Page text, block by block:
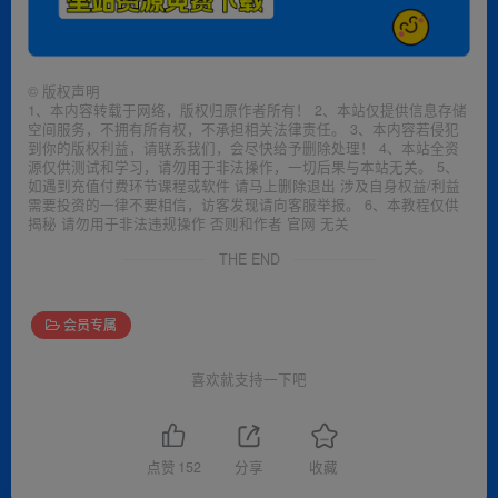
© 版权声明
1、本内容转载于网络，版权归原作者所有！ 2、本站仅提供信息存储
空间服务，不拥有所有权，不承担相关法律责任。 3、本内容若侵犯
到你的版权利益，请联系我们，会尽快给予删除处理！ 4、本站全资
源仅供测试和学习，请勿用于非法操作，一切后果与本站无关。 5、
如遇到充值付费环节课程或软件 请马上删除退出 涉及自身权益/利益
需要投资的一律不要相信，访客发现请向客服举报。 6、本教程仅供
揭秘 请勿用于非法违规操作 否则和作者 官网 无关
THE END
会员专属
喜欢就支持一下吧
点赞 152 分享 收藏